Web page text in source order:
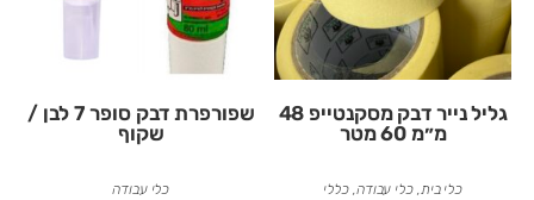
גליל נייר דבק מסקנטייפ 48
מ״מ 60 מטר
כלי בית, כלי עבודה, כללי
שפורפרת דבק סופר 7 לבן /
שקוף
כלי עבודה